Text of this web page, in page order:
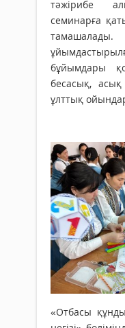
тәжірибе
семинарға
тамашалады.
бұйымдары
бесасық, асық
ұлттық
«Отбасы